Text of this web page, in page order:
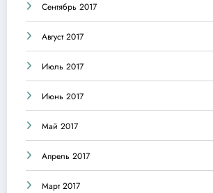
Сентябрь 2017
Август 2017
Июль 2017
Июнь 2017
Май 2017
Апрель 2017
Март 2017